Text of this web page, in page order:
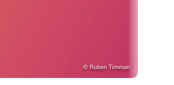
©Ruben Timman